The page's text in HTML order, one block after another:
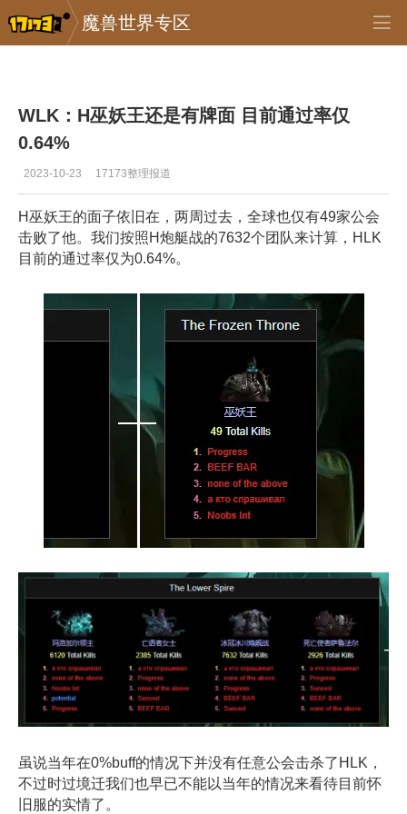
魔兽世界专区
专区_《魔兽世界》 >
WLK：H巫妖王还是有牌面 目前通过率仅
0.64%
2023-10-23 17173整理报道
H巫妖王的面子依旧在，两周过去，全球也仅有49家公会
击败了他。我们按照H炮艇战的7632个团队来计算，HLK
目前的通过率仅为0.64%。
虽说当年在0%buff的情况下并没有任意公会击杀了HLK，
不过时过境迁我们也早已不能以当年的情况来看待目前怀
旧服的实情了。